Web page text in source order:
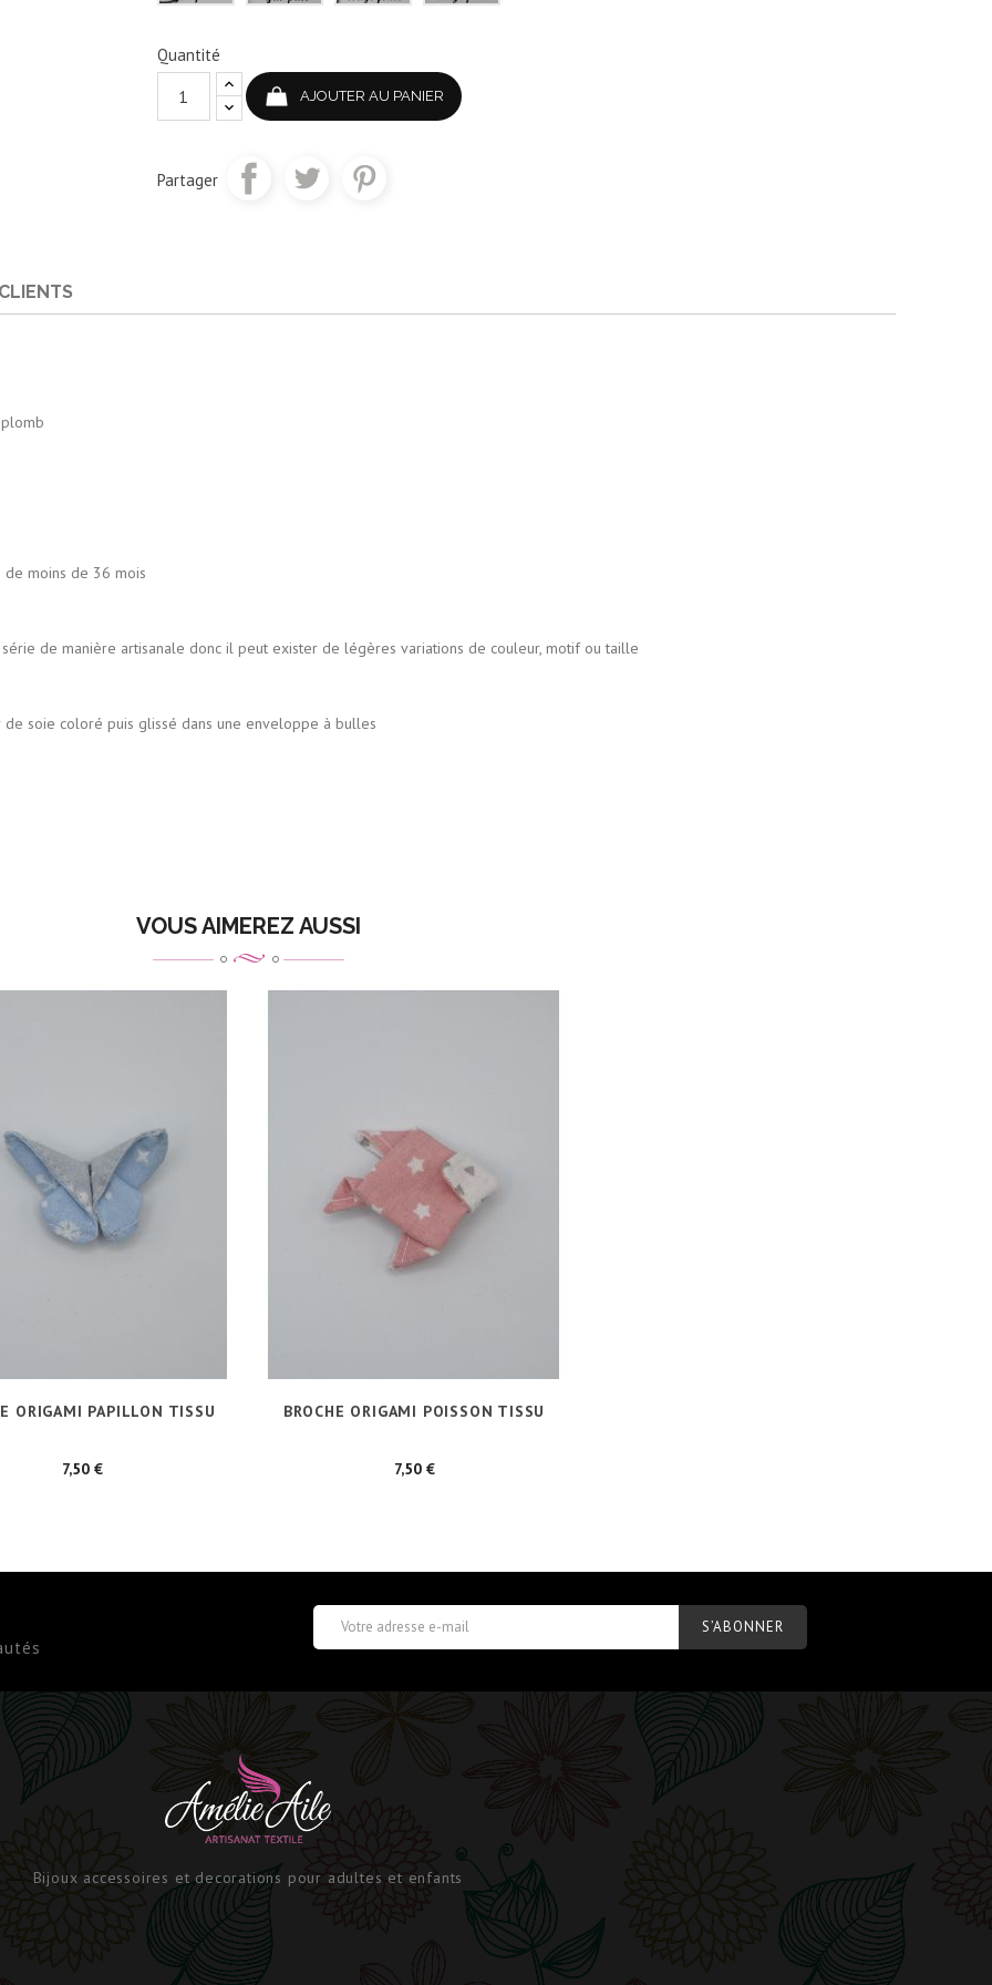
Quantité
AJOUTER AU PANIER
Partager
de moins de 36 mois
donc il peut exister de légères variations de couleur, motif ou taille
glissé dans une enveloppe à bulles
VOUS AIMEREZ AUSSI
ORIGAMI PAPILLON TISSU
7,50 €Prix
BROCHE ORIGAMI POISSON TISSU
7,50 €Prix
Bijoux accessoires et decorations pour adultes et enfants